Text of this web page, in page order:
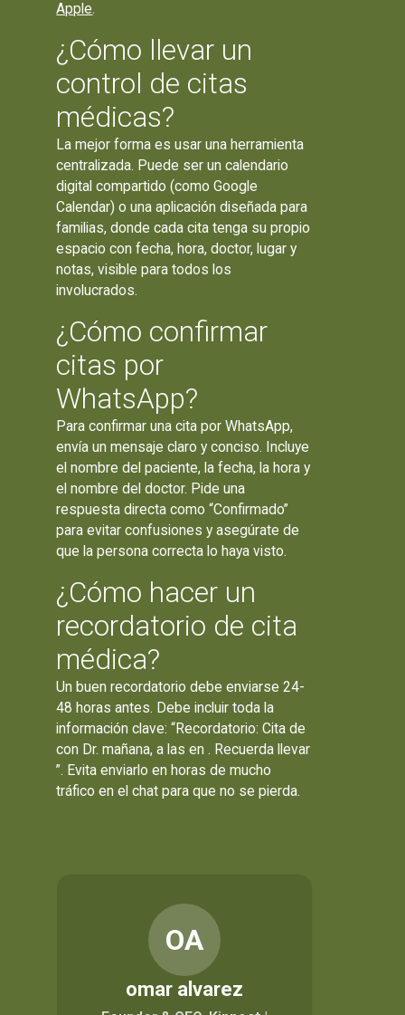
Apple.
¿Cómo llevar un
control de citas
médicas?
La mejor forma es usar una herramienta
centralizada. Puede ser un calendario
digital compartido (como Google
Calendar) o una aplicación diseñada para
familias, donde cada cita tenga su propio
espacio con fecha, hora, doctor, lugar y
notas, visible para todos los
involucrados.
¿Cómo confirmar
citas por
WhatsApp?
Para confirmar una cita por WhatsApp,
envía un mensaje claro y conciso. Incluye
el nombre del paciente, la fecha, la hora y
el nombre del doctor. Pide una
respuesta directa como “Confirmado”
para evitar confusiones y asegúrate de
que la persona correcta lo haya visto.
¿Cómo hacer un
recordatorio de cita
médica?
Un buen recordatorio debe enviarse 24-
48 horas antes. Debe incluir toda la
información clave: “Recordatorio: Cita de
con Dr. mañana, a las en . Recuerda llevar
”. Evita enviarlo en horas de mucho
tráfico en el chat para que no se pierda.
OA
omar alvarez